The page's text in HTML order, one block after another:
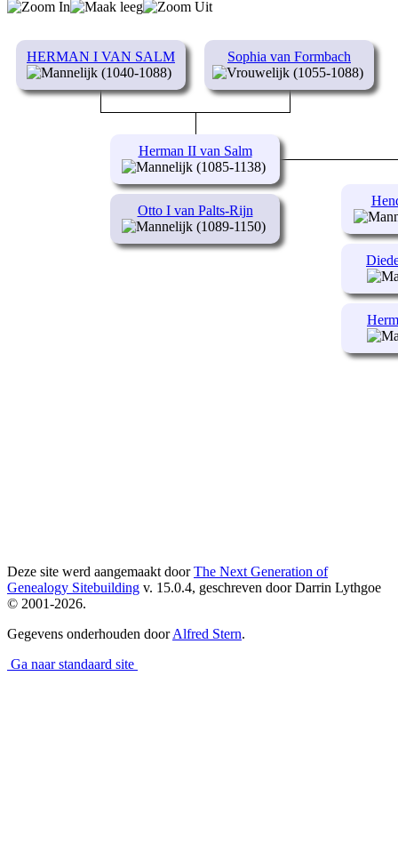
HERMAN I VAN SALM
(1040-1088)
Sophia van Formbach
(1055-1088)
Otto I van Palts-Rijn
(1089-1150)
Herman II van Salm
(1085-1138)
Deze site werd aangemaakt doorThe Next Generation of
Genealogy Sitebuilding v. 15.0.4, geschreven door Darrin Lythgoe
© 2001-2026.
Gegevens onderhouden doorAlfred Stern.
Ga naar standaard site